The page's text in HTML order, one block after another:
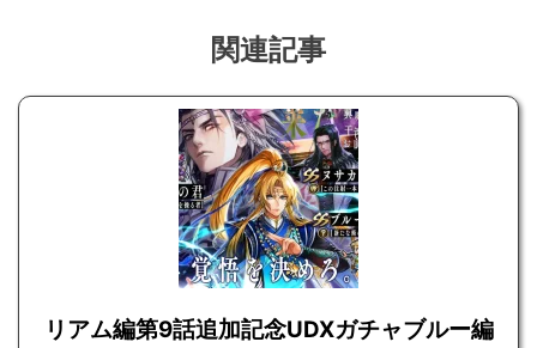
関連記事
リアム編第9話追加記念UDXガチャブルー編